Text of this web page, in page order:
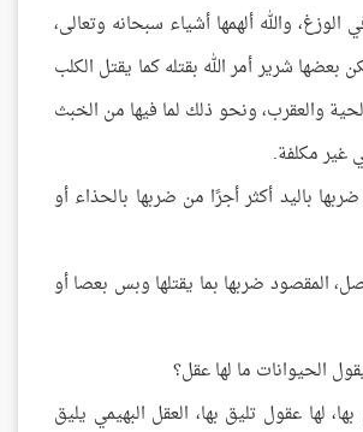
والله ألهمها أشياء سبحانه وتعالى،
بعضها شرير أمر الله بقتله كما يقتل الكلب
والعقرب، ونحو ذلك لما فيها من الخبث
غير مكلفة.
باليد أكثر أجرًا من ضربها بالحذاء أو
المقصود ضربها بما يقتلها وبس بعصا أو
الحيوانات ما لها عقل؟
لها عقول تليق بها، العقل البهيمي يليق